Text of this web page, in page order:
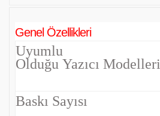
Genel Özellikleri
Uyumlu
Olduğu Yazıcı Modelleri
Baskı Sayısı